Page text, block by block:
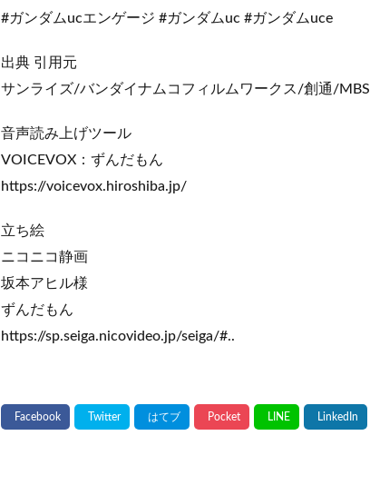
#ガンダムucエンゲージ #ガンダムuc #ガンダムuce
出典 引用元
サンライズ/バンダイナムコフィルムワークス/創通/MBS
音声読み上げツール
VOICEVOX：ずんだもん
https://voicevox.hiroshiba.jp/
立ち絵
ニコニコ静画
坂本アヒル様
ずんだもん
https://sp.seiga.nicovideo.jp/seiga/#..